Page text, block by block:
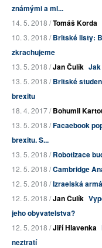
známými a ml...
14. 5. 2018 /Tomáš Korda
10. 3. 2018 /Britské listy:
zkrachujeme
13. 5. 2018 /Jan Čulík
13. 5. 2018 /Britské
brexitu
18. 4. 2017 /Bohumil
13. 5. 2018 /Facaebook
brexitu. S...
13. 5. 2018 /Robotizace
12. 5. 2018 /Cambridge
12. 5. 2018 /Izraelská
12. 5. 2018 /Jan Čulík
jeho obyvatelstva?
12. 5. 2018 /Jiří Hlavenka
neztratí